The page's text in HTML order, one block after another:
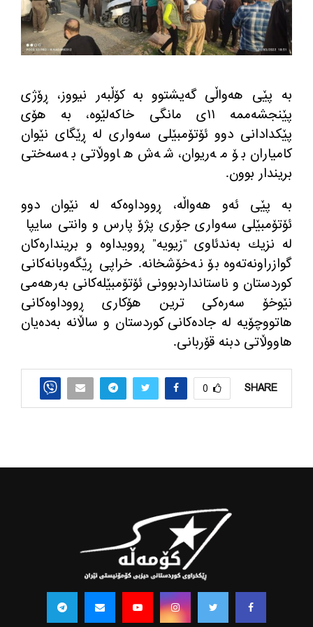
به‌ پێی هه‌واڵی گه‌یشتوو به‌ كۆڵبه‌ر نیووز، ڕۆژی
پێنجشه‌ممه‌ ١١ی مانگی خاكه‌لێوه‌، به‌ هۆی
پێكدادانی دوو ئۆتۆمبێلی سه‌واری له‌ ڕێگای نێوان
كامیاران بۆ مه‌ریوان، شه‌ش هاووڵاتی به‌سه‌ختی
بریندار بوون.
به‌ پێی ئه‌و هه‌واڵه‌، ڕووداوه‌كه‌ له‌ نێوان دوو
ئۆتۆمبێلی سه‌واری جۆری پژۆ پارس و وانتی سایپا
له‌ نزیك به‌ندئاوی“زیویه‌” ڕوویداوه‌ و برینداره‌كان
گوازراونه‌ته‌وه‌ بۆ نه‌خۆشخانه‌.خراپی ڕێگه‌وبانه‌كانی
كوردستان و ناستانداردبوونی ئۆتۆمبێله‌كانی به‌رهه‌می
نێوخۆ سه‌ره‌كی ترین هۆكاری ڕووداوه‌كانی
هاتووچۆیه‌ له‌ جاده‌كانی كوردستان و ساڵانه‌ به‌ده‌یان
هاووڵاتی دبنه‌ قۆربانی.
SHARE
0